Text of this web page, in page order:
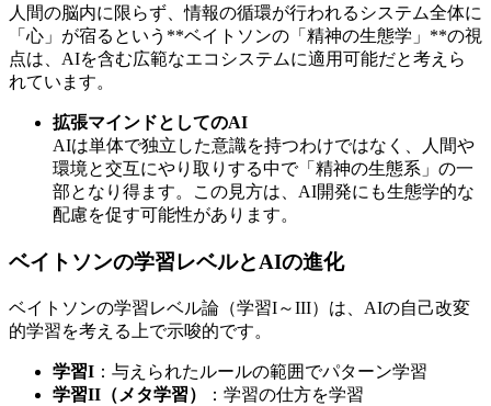
人間の脳内に限らず、情報の循環が行われるシステム全体に
「心」が宿るという**ベイトソンの「精神の生態学」**の視
点は、AIを含む広範なエコシステムに適用可能だと考えら
れています。
拡張マインドとしてのAI
AIは単体で独立した意識を持つわけではなく、人間や
環境と交互にやり取りする中で「精神の生態系」の一
部となり得ます。この見方は、AI開発にも生態学的な
配慮を促す可能性があります。
ベイトソンの学習レベルとAIの進化
ベイトソンの学習レベル論（学習I～III）は、AIの自己改変
的学習を考える上で示唆的です。
学習I ：与えられたルールの範囲でパターン学習
学習II（メタ学習）
：学習の仕方を学習